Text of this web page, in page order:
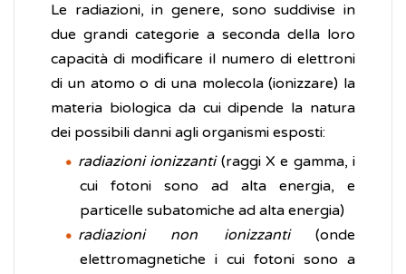
Le radiazioni, in genere, sono suddivise in
due grandi categorie a seconda della loro
capacità di modificare il numero di elettroni
di un atomo o di una molecola (ionizzare) la
materia biologica da cui dipende la natura
dei possibili danni agli organismi esposti:
radiazioni ionizzanti(raggi X e gamma, i
cui fotoni sono ad alta energia, e
particelle subatomiche ad alta energia)
radiazioni non ionizzanti(onde
elettromagnetiche i cui fotoni sono a